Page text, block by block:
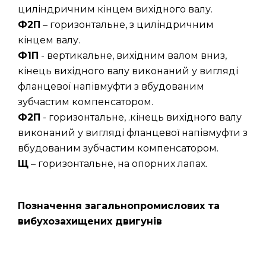
циліндричним кінцем вихідного валу.
Ф2П – горизонтальне, з циліндричним
кінцем валу.
Ф1П - вертикальне, вихідним валом вниз,
кінець вихідного валу виконаний у вигляді
фланцевої напівмуфти з вбудованим
зубчастим компенсатором.
Ф2П - горизонтальне, .кінець вихідного валу
виконаний у вигляді фланцевої напівмуфти з
вбудованим зубчастим компенсатором.
Щ – горизонтальне, на опорних лапах.
Позначення загальнопромислових та
вибухозахищених двигунів